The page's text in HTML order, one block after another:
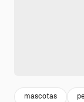
mascotas